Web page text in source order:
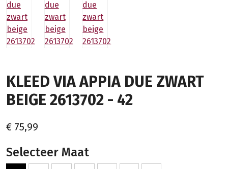
KLEED VIA APPIA DUE ZWART
BEIGE 2613702 - 42
€ 75,99
Selecteer Maat